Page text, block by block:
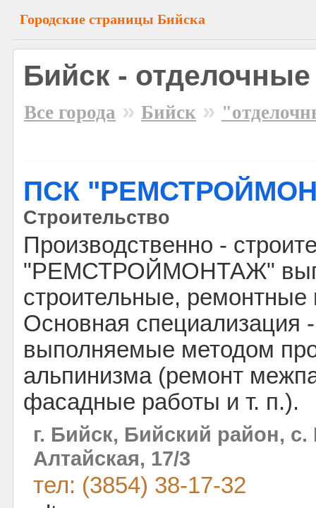
Городские страницы Бийска
Бийск -
Все города » Бийск »
ПСК
Строительство
Производственно -
"РЕМСТРОЙМОНТАЖ"
строительные,
Основная специализация
выполняемые методом
альпинизма (ремонт
фасадные работы и т. п.).
г. Бийск, Бийский район,
Алтайская, 17/3
тел: (3854) 38-17-32